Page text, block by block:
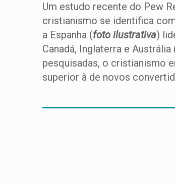
Um estudo recente do Pew
cristianismo se identifica
a Espanha (foto ilustrativa)
Canadá, Inglaterra e
pesquisadas, o cristianismo
superior à de novos